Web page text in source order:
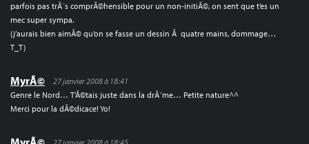
parfois pas trÃ¨s comprÃ©hensible pour un non-initiÃ©, on sent que t’es un
mec super sympa.
(j’aurais bien aimÃ© qu’on se fasse un dessin Ã quatre mains, dommage…
T_T)
MyrÃ©
27 janvier 2008 à 18:41
Genre le Nord… T’Ã©tais juste dans la drÃ´me… Petite nature^^
Merci pour la dÃ©dicace! Yo!